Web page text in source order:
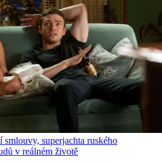
smlouvy, superjachta ruského
v reálném životě